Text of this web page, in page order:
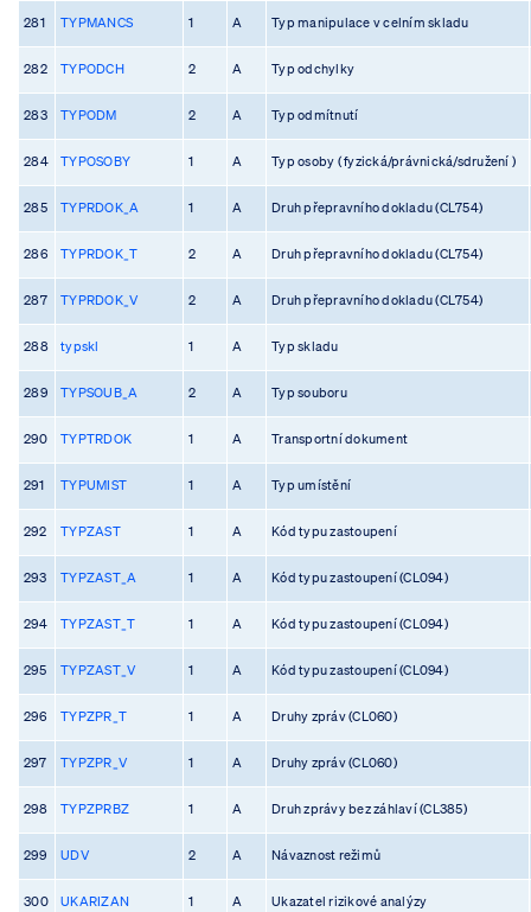
281 TYPMANCS 1 A Typ manipulace v celním skladu
282 TYPODCH 2 A Typ odchylky
283 TYPODM 2 A Typ odmítnutí
284 TYPOSOBY 1 A Typ osoby ( fyzická/právnická/sdružení )
285 TYPRDOK_A 1 A Druh přepravního dokladu (CL754)
286 TYPRDOK_T 2 A Druh přepravního dokladu (CL754)
287 TYPRDOK_V 2 A Druh přepravního dokladu (CL754)
288 typskl 1 A Typ skladu
289 TYPSOUB_A 2 A Typ souboru
290 TYPTRDOK 1 A Transportní dokument
291 TYPUMIST 1 A Typ umístění
292 TYPZAST 1 A Kód typu zastoupení
293 TYPZAST_A 1 A Kód typu zastoupení (CL094)
294 TYPZAST_T 1 A Kód typu zastoupení (CL094)
295 TYPZAST_V 1 A Kód typu zastoupení (CL094)
296 TYPZPR_T 1 A Druhy zpráv (CL060)
297 TYPZPR_V 1 A Druhy zpráv (CL060)
298 TYPZPRBZ 1 A Druh zprávy bez záhlaví (CL385)
299 UDV 2 A Návaznost režimů
300 UKARIZAN 1 A Ukazatel rizikové analýzy